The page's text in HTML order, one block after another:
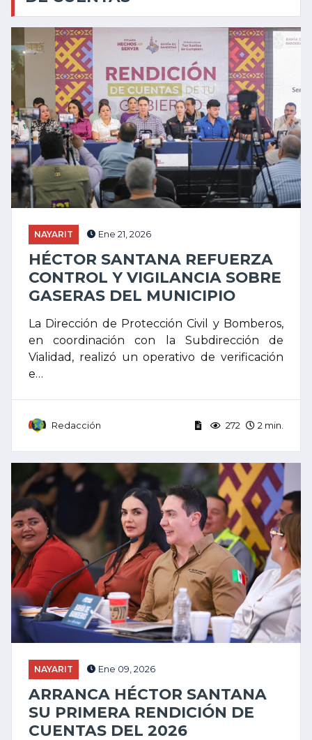
NAYARIT Ene 21, 2026
HÉCTOR SANTANA REFUERZA
CONTROL Y VIGILANCIA SOBRE
GASERAS DEL MUNICIPIO
La Dirección de Protección Civil y Bomberos,
en coordinación con la Subdirección de
Vialidad, realizó un operativo de verificación
e…
Redacción 272 2 min.
NAYARIT Ene 09, 2026
ARRANCA HÉCTOR SANTANA
SU PRIMERA RENDICIÓN DE
CUENTAS DEL 2026